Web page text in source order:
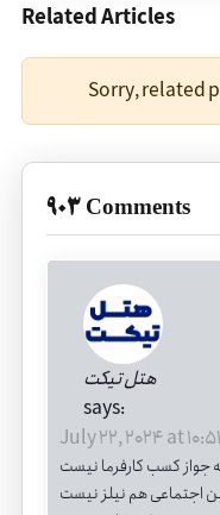
Related Articles
Sorry, related
903 Comments
هتل تیکت
says:
July 22, 2024 at
جواز کسب کارفرما نیست
اجتماعی هم نیلز نیست